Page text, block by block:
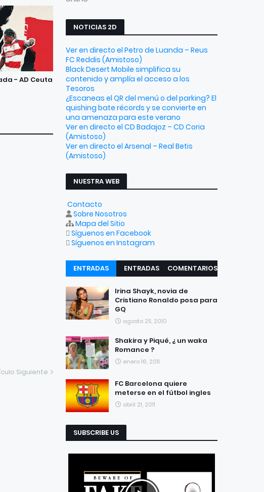
- AD Ceuta
Siguiente
NOTICIAS 2D
Ver en directo el Petro de Luanda – Reus
FC Reddis (Amistoso)
Black Desert Mobile simplifica su
contenido y amplía el acceso a los
Tesoros
¿Escaneas el QR del menú o del parking? El
quishing bate récords y se convierte en
una amenaza para este verano
Ver en directo el CD Badajoz – CD Coria
(Amistoso)
Ver en directo el Arsenal – Real Betis
(Amistoso)
NUESTRA WEB
Contacto
Sobre Nosotros
Mapa del Sitio
Síguenos en Facebook
Síguenos en Instagram
ENTRADAS
RECIENTES
ENTRADAS
COMENTARIOS
Irina Shayk, novia de
Cristiano Ronaldo posa para
GQ
agosto 25, 2010
Shakira y Piqué, ¿ un waka
Romance ?
enero 16, 2011
FC Barcelona quiere
meterse en el fútbol ingles
abril 21, 2011
SUBSCRIBE US